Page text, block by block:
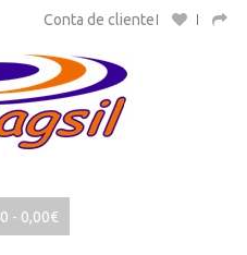
Conta de cliente
0 - 0,00€